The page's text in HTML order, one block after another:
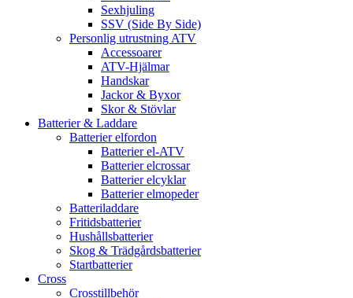
Sexhjuling
SSV (Side By Side)
Personlig utrustning ATV
Accessoarer
ATV-Hjälmar
Handskar
Jackor & Byxor
Skor & Stövlar
Batterier & Laddare
Batterier elfordon
Batterier el-ATV
Batterier elcrossar
Batterier elcyklar
Batterier elmopeder
Batteriladdare
Fritidsbatterier
Hushållsbatterier
Skog & Trädgårdsbatterier
Startbatterier
Cross
Crosstillbehör